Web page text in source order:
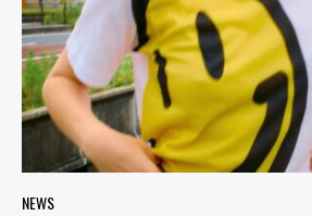
NEWS